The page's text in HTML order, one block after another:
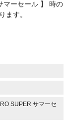
マーセール 】 時の
ます。
SUPER サマーセ